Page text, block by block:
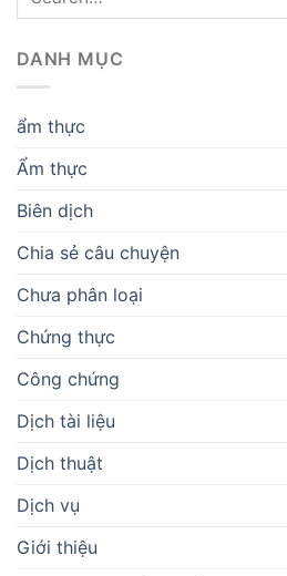
DANH MỤC
ẩm thực
Ẩm thực
Biên dịch
Chia sẻ câu chuyện
Chưa phân loại
Chứng thực
Công chứng
Dịch tài liệu
Dịch thuật
Dịch vụ
Giới thiệu